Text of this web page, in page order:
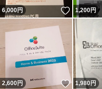
6,000円 いいね！
1,200円
2,600円 いいね！
1,980円